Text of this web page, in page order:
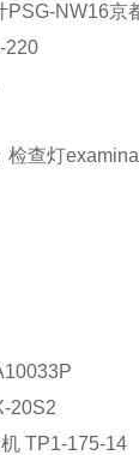
PSG-NW16京
220
检查灯
20S2
TP1-175-14